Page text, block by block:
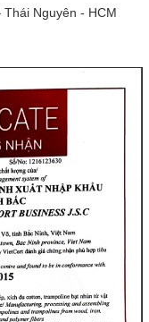
Nguyên - HCM